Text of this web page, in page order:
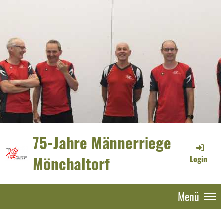
75-Jahre Männerriege
Mönchaltorf
Login
Menü